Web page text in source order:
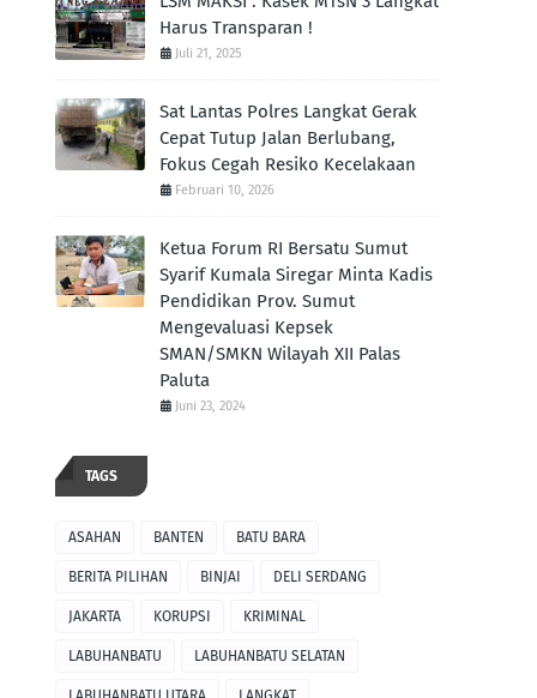
Harus Transparan !
Juli 21, 2025
Sat Lantas Polres Langkat Gerak
Cepat Tutup Jalan Berlubang,
Fokus Cegah Resiko Kecelakaan
Februari 10, 2026
Ketua Forum RI Bersatu Sumut
Syarif Kumala Siregar Minta Kadis
Pendidikan Prov. Sumut
Mengevaluasi Kepsek
SMAN/SMKN Wilayah XII Palas
Paluta
Juni 23, 2024
TAGS
ASAHAN BANTEN BATU BARA
BERITA PILIHAN BINJAI DELI SERDANG
JAKARTA KORUPSI KRIMINAL
LABUHANBATU LABUHANBATU SELATAN